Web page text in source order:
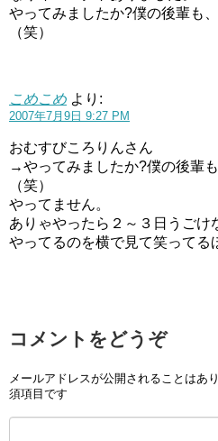
やってみましたか?僕の後輩も
（笑）
こめこめ より:
2007年7月9日 9:27 PM
おむすびころりんさん
→やってみましたか?僕の後輩
（笑）
やってません。
ありゃやったら２～３日うごけ
やってるのを横で見て笑ってる
コメントをどうぞ
メールアドレスが公開されることはあり
須項目です